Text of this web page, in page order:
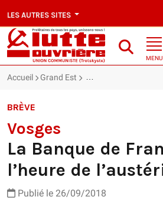
LES AUTRES SITES
MENU
Accueil Grand Est Vosges : La Banque
BRÈVE
Vosges
La Banque de
l’heure de
Publié le 26/09/2018